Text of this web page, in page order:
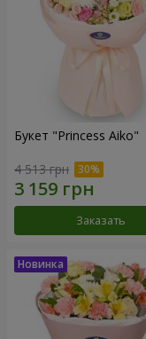
Букет "Princess Aiko"
4 513 грн
Заказать